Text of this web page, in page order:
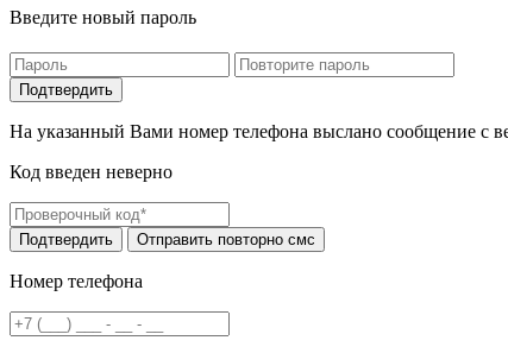
Введите новый пароль
На указанный Вами номер телефона выслано сообщение с
Код введен неверно
Номер телефона